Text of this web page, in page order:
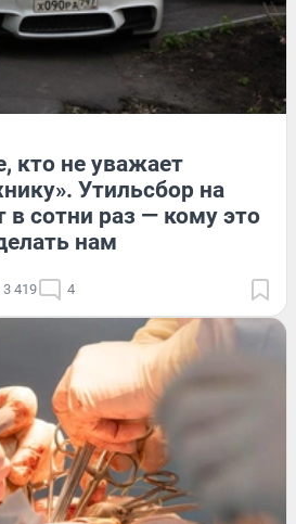
кто не уважает
Утильсбор на
сотни раз — кому это
нам
3 419 4